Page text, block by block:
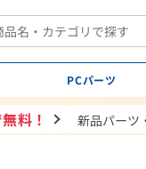
PCパーツ
料！ 新品パーツ